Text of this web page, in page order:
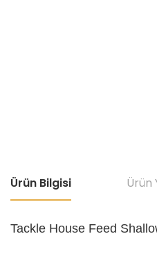
Ürün Bilgisi Ürün
Tackle House Feed